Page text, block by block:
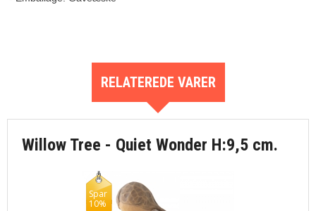
RELATEREDE VARER
Willow Tree - Quiet Wonder H:9,5 cm.
Spar
10%